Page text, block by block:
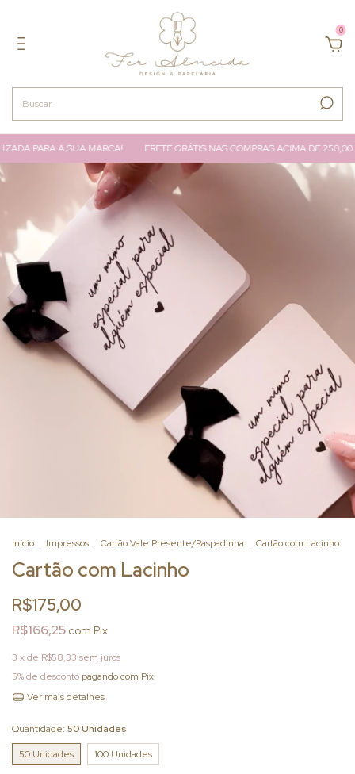
0
PARA A SUA MARCA! FRETE GRÁTIS NAS COMPRAS ACIMA DE 250,00
Início . Impressos . Cartão Vale Presente/Raspadinha . Cartão com Lacinho
Cartão com Lacinho
R$175,00
R$166,25 com Pix
3 x de R$58,33 sem juros
5% de desconto pagando com Pix
Ver mais detalhes
Quantidade: 50 Unidades
50 Unidades
100 Unidades